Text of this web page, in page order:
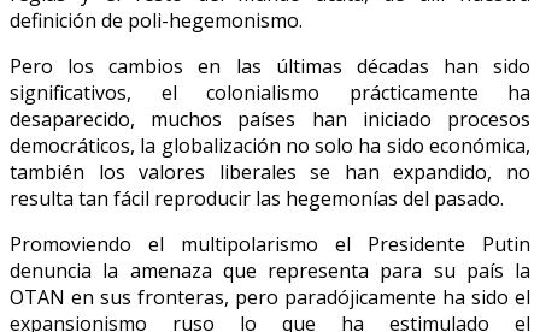
definición de poli-hegemonismo.
Pero los cambios en las últimas décadas han sido
significativos, el colonialismo prácticamente ha
desaparecido, muchos países han iniciado procesos
democráticos, la globalización no solo ha sido económica,
también los valores liberales se han expandido, no
resulta tan fácil reproducir las hegemonías del pasado.
Promoviendo el multipolarismo el Presidente Putin
denuncia la amenaza que representa para su país la
OTAN en sus fronteras, pero paradójicamente ha sido el
expansionismo ruso lo que ha estimulado el